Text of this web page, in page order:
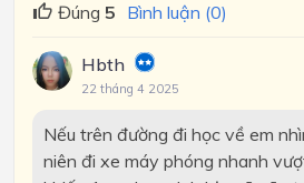
Đúng 5 Bình luận (0)
Hbth
22 tháng 4 2025
Nếu trên đường đi học về em
niên đi xe máy phóng nhanh